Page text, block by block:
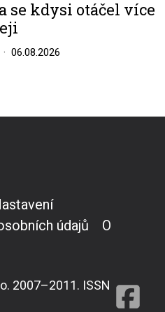
se kdysi otáčel více
06.08.2026
údajů
O
2007–2011. ISSN